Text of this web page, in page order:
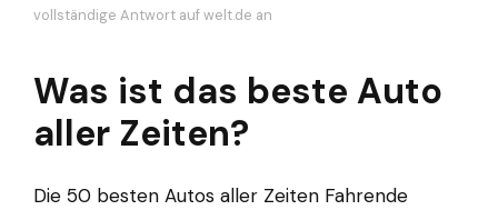
vollständige Antwort auf welt.de an
Was ist das beste Auto
aller Zeiten?
Die 50 besten Autos aller Zeiten Fahrende